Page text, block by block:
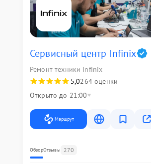
Сервисный центр Infinix
Ремонт техники Infinix
5,0264 оценки
Открыто до 21:00
Маршрут
ОбзорОтзывы 270